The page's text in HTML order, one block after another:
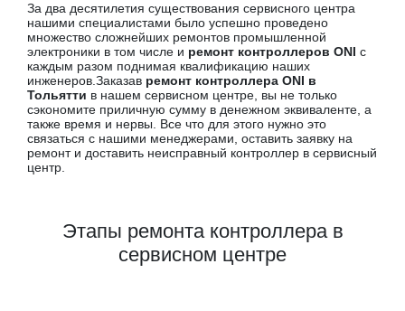
За два десятилетия существования сервисного центра
нашими специалистами было успешно проведено
множество сложнейших ремонтов промышленной
электроники в том числе и ремонт контроллеров ONI с
каждым разом поднимая квалификацию наших
инженеров.Заказав ремонт контроллера ONI в
Тольятти в нашем сервисном центре, вы не только
сэкономите приличную сумму в денежном эквиваленте, а
также время и нервы. Все что для этого нужно это
связаться с нашими менеджерами, оставить заявку на
ремонт и доставить неисправный контроллер в сервисный
центр.
Этапы ремонта контроллера в
сервисном центре